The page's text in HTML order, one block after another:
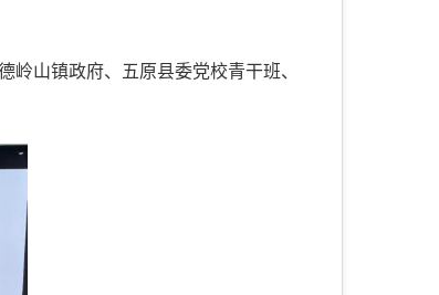
山镇政府、五原县委党校青干班、